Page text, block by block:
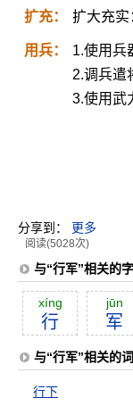
扩充： 扩大充实
用兵：
1.使用兵
2.调兵遣
3.使用武
分享到： 更多
阅读(5028次)
与“行军”相关的
xíng
行
jūn
军
与“行军”相关的
行下